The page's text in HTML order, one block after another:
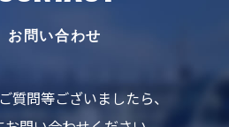
お問い合わせ
質問等ございましたら、